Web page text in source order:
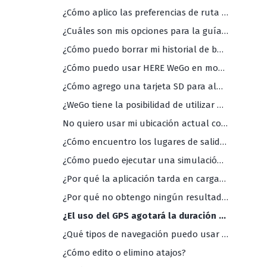
¿Cómo aplico las preferencias de ruta (ferries, autopistas, carreteras de peaje, etc.)?
¿Cuáles son mis opciones para la guía de voz (y cuáles son los idiomas disponibles)?
¿Cómo puedo borrar mi historial de búsqueda en la app?
¿Cómo puedo usar HERE WeGo en modo oscuro?
¿Cómo agrego una tarjeta SD para almacenamiento externo?
¿WeGo tiene la posibilidad de utilizar una vista de mapas 2D (con norte arriba)?
No quiero usar mi ubicación actual como punto de partida de mi navegación. ¿Cómo puedo cambiarlo?
¿Cómo encuentro los lugares de salida de autobús y/o tren más cercanos?
¿Cómo puedo ejecutar una simulación de viaje en la app?
¿Por qué la aplicación tarda en cargarse?
¿Por qué no obtengo ningún resultado de búsqueda?
¿El uso del GPS agotará la duración de la batería de mi teléfono?
¿Qué tipos de navegación puedo usar con la aplicación HERE WeGo?
¿Cómo edito o elimino atajos?